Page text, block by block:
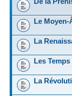
Le Moyen-
La
Les
La